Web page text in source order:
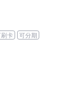
卡
可分期